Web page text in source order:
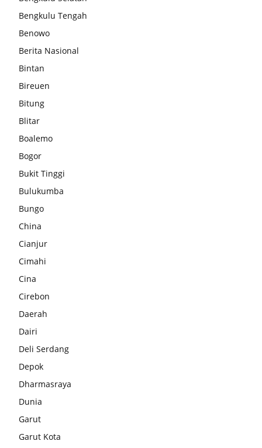
Bengkulu Tengah
Benowo
Berita Nasional
Bintan
Bireuen
Bitung
Blitar
Boalemo
Bogor
Bukit Tinggi
Bulukumba
Bungo
China
Cianjur
Cimahi
Cina
Cirebon
Daerah
Dairi
Deli Serdang
Depok
Dharmasraya
Dunia
Garut
Garut Kota